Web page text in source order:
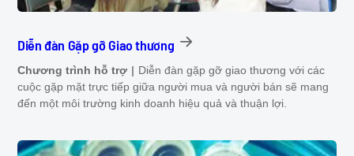
Diễn đàn Gặp gỡ Giao thương
Chương trình hỗ trợ
Diễn đàn gặp gỡ giao thương với các
cuộc gặp mặt trực tiếp giữa người mua và người bán sẽ mang
đến một môi trường kinh doanh hiệu quả và thuận lợi.